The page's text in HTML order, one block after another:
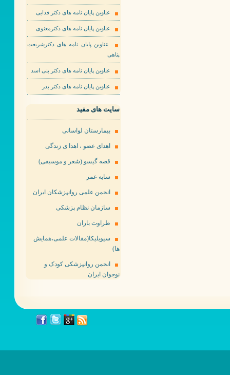
عناوین پایان نامه های دکتر فدایی
عناوین پایان نامه های دکترمعنوی
عناوین پایان نامه های دکترشریعت
پناهی
عناوین پایان نامه های دکتر بنی اسد
عناوین پایان نامه های دکتر بدر
سایت های مفید
بیمارستان لواسانی
اهدای عضو ، اهدا ی زندگی
قصه گیسو (شعر و موسیقی)
سایه عمر
انجمن علمی روانپزشکان ایران
سازمان نظام پزشکی
طراوت باران
سیویلیکا(مقالات علمی،همایش
ها)
انجمن روانپزشکی کودک و
نوجوان ایران